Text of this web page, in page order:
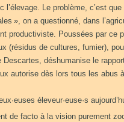
l’élevage. Le problème, c’est
», on a questionné, dans
productiviste. Poussées par
(résidus de cultures, fumier),
Descartes, déshumanise le
autorise dès lors tous les abus
éleveur·euse·s
de facto à la vision purement